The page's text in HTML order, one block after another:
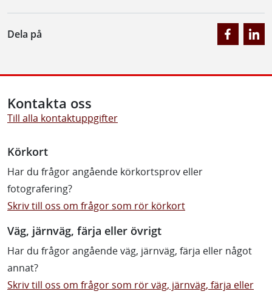
Dela på
Kontakta oss
Till alla kontaktuppgifter
Körkort
Har du frågor angående körkortsprov eller
fotografering?
Skriv till oss om frågor som rör körkort
Väg, järnväg, färja eller övrigt
Har du frågor angående väg, järnväg, färja eller något
annat?
Skriv till oss om frågor som rör väg, järnväg, färja eller